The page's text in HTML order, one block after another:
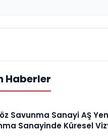
Haberler
Savunma Sanayi AŞ
Sanayinde Küresel